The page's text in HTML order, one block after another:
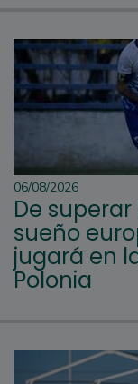
06/08/2026
De
sueño
jugará en
Polonia